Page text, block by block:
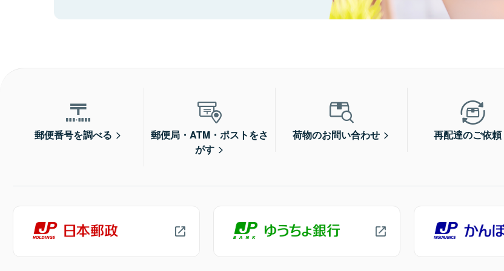
郵便番号を調べる
郵便局・ATM・ポストをさ
がす
荷物のお問い合わせ 再配達のご依頼